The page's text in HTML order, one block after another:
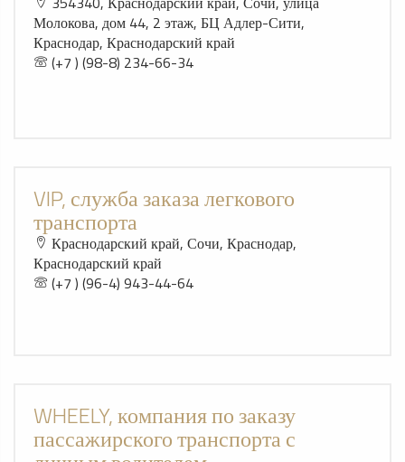
Молокова, дом 44, 2 этаж, БЦ Адлер-Сити,
Краснодар, Краснодарский край
(+7 ) (98-8) 234-66-34
VIP, служба заказа легкового
транспорта
Краснодарский край, Сочи, Краснодар,
Краснодарский край
(+7 ) (96-4) 943-44-64
WHEELY, компания по заказу
пассажирского транспорта с